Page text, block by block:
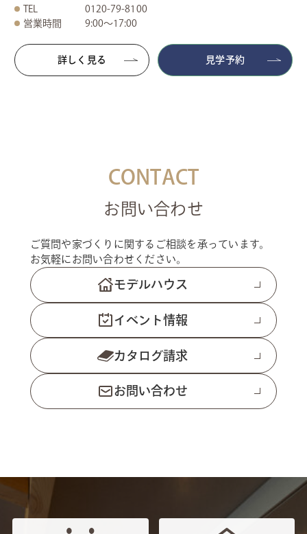
TEL
0120-79-8100
営業時間
9:00～17:00
詳しく見る 見学予約
CONTACT
お問い合わせ
ご質問や家づくりに関するご相談を承っています。
お気軽にお問い合わせください。
モデルハウス
イベント情報
カタログ請求
お問い合わせ